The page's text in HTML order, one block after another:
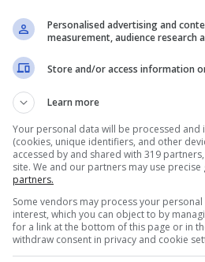
che Death
. Ovviamente, tale
Ulteriori dettagli
pubbblicato
Personalised advertising and
measurement, audience research
Store and/or access information
Learn more
Your personal data will be processed
(cookies, unique identifiers, and other
accessed by and shared with 319
site. We and our partners may use
partners.
Some vendors may process your
interest, which you can object to by
for a link at the bottom of this page or in
withdraw consent in privacy and cookie